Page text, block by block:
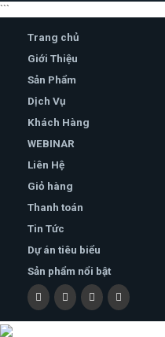
```
Trang chủ
Giới Thiệu
Sản Phẩm
Dịch Vụ
Khách Hàng
WEBINAR
Liên Hệ
Giỏ hàng
Thanh toán
Tin Tức
Dự án tiêu biểu
Sản phẩm nổi bật